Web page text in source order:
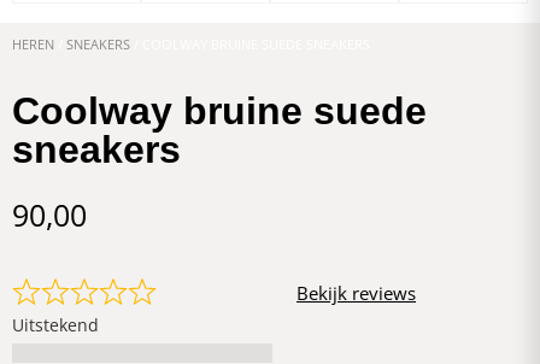
HEREN SNEAKERS
Coolway bruine suede
sneakers
90,00
Uitstekend
Bekijk reviews